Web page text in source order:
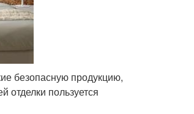
безопасную продукцию,
отделки пользуется